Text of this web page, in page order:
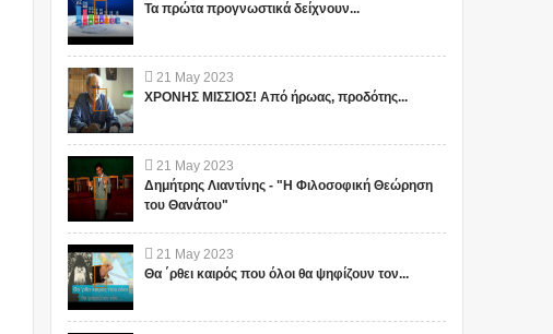
Τα πρώτα προγνωστικά δείχνουν...
21 May 2023
ΧΡΟΝΗΣ ΜΙΣΣΙΟΣ! Από ήρωας, προδότης...
21 May 2023
Δημήτρης Λιαντίνης - "Η Φιλοσοφική Θεώρηση
του Θανάτου"
21 May 2023
Θα ΄ρθει καιρός που όλοι θα ψηφίζουν τον...